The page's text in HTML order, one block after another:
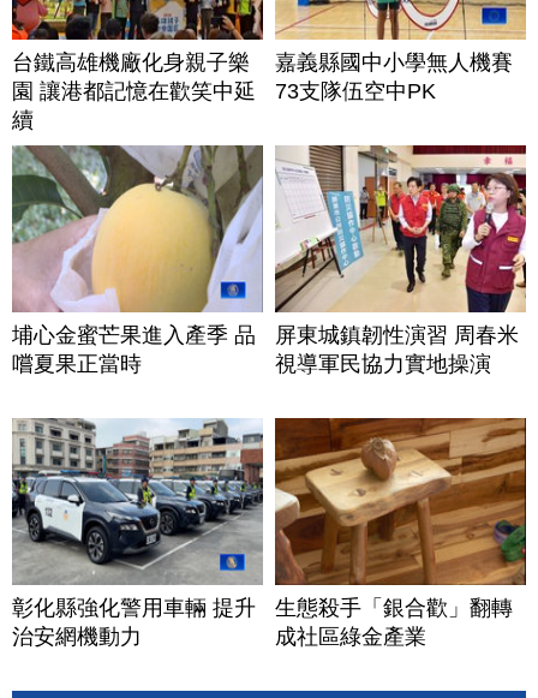
台鐵高雄機廠化身親子樂
園 讓港都記憶在歡笑中延
續
嘉義縣國中小學無人機賽
73支隊伍空中PK
埔心金蜜芒果進入產季 品
嚐夏果正當時
屏東城鎮韌性演習 周春米
視導軍民協力實地操演
彰化縣強化警用車輛 提升
治安網機動力
生態殺手「銀合歡」翻轉
成社區綠金產業